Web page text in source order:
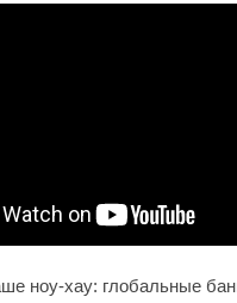
ноу-хау: глобальные